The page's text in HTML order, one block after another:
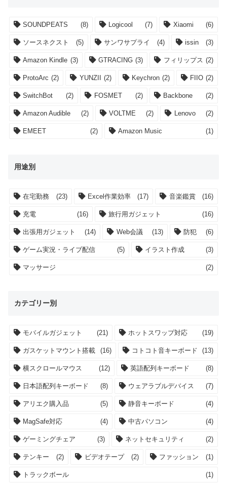
SOUNDPEATS (8) Logicool (7) Xiaomi (6)
ソースネクスト (5) サンワサプライ (4) issin (3)
Amazon Kindle (3) GTRACING (3) フィリップス (2)
ProtoArc (2) YUNZII (2) Keychron (2) FIIO (2)
SwitchBot (2) FOSMET (2) Backbone (2)
Amazon Audible (2) VOLTME (2) Lenovo (2)
EMEET (2) Amazon Music (1)
用途別
在宅勤務 (23) Excel作業効率 (17) 音楽鑑賞 (16)
充電 (16) 旅行用ガジェット (16)
出張用ガジェット (14) Web会議 (13) 防犯 (6)
ゲーム実況・ライブ配信 (5) イラスト作成 (3)
マッサージ (2)
カテゴリー別
モバイルガジェット (21) ホットスワップ対応 (19)
ガスケットマウント搭載 (16) コトコト音キーボード (13)
横スクロールマウス (12) 英語配列キーボード (8)
日本語配列キーボード (8) ウェアラブルデバイス (7)
アリエク購入品 (5) 静音キーボード (4)
MagSafe対応 (4) 中古パソコン (4)
ゲーミングチェア (3) ネットセキュリティ (2)
テンキー (2) ビデオテープ (2) ファッション (1)
トラックボール (1)